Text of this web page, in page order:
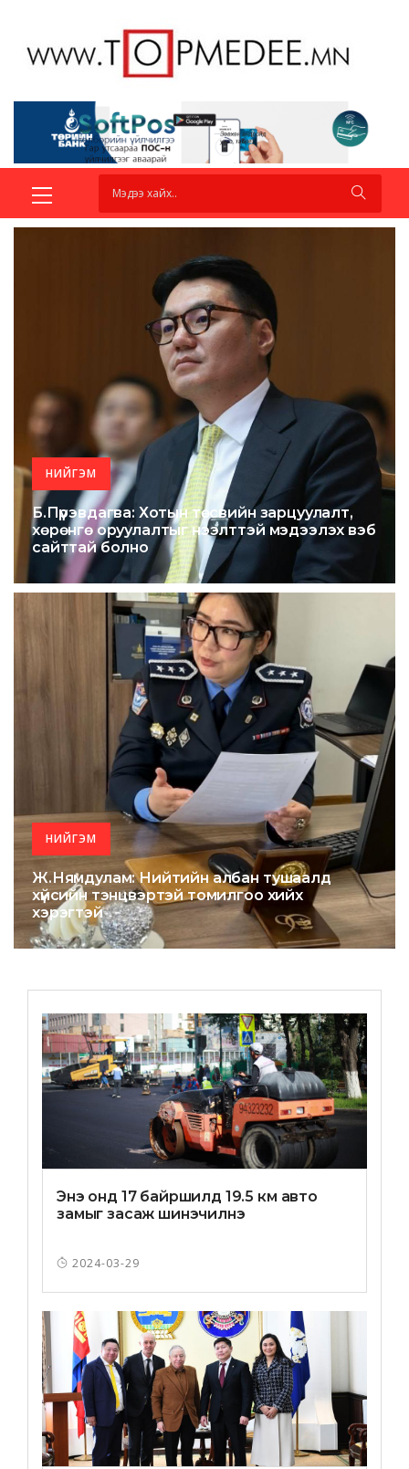
НИЙГЭМ
Б.Пүрэвдагва: Хотын төсвийн зарцуулалт,
хөрөнгө оруулалтыг нээлттэй мэдээлэх вэб
сайттай болно
НИЙГЭМ
Ж.Нямдулам: Нийтийн албан тушаалд
хүйсийн тэнцвэртэй томилгоо хийх
хэрэгтэй
Энэ онд 17 байршилд 19.5 км авто
замыг засаж шинэчилнэ
2024-03-29